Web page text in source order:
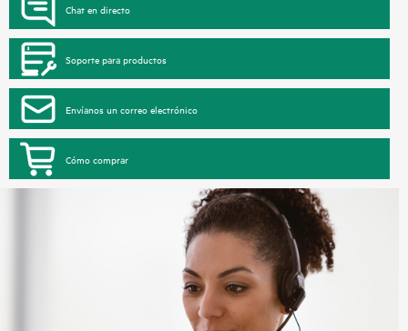
Chat en directo
Soporte para productos
Envíanos un correo electrónico
Cómo comprar